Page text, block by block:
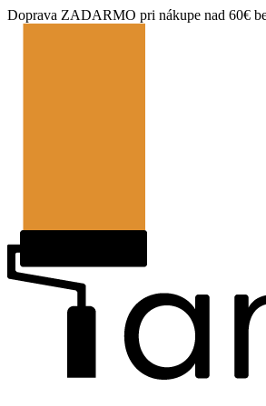
Doprava ZADARMO pri nákupe nad 60€